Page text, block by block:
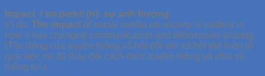
Impact /ˈɪm.pækt/ (n): sự ảnh hưởng
Ví dụ: The impact of social media on society is evident in
how it has changed communication and information sharing.
(Tác động của truyền thông xã hội đối với xã hội thể hiện rõ
qua việc nó đã thay đổi cách thức truyền thông và chia sẻ
thông tin.)